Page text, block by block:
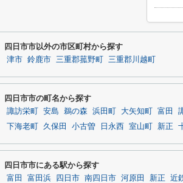
四日市市以外の市区町村から探す
津市 鈴鹿市 三重郡菰野町 三重郡川越町
四日市市の町名から探す
諏訪栄町 安島 鵜の森 浜田町 大矢知町 富田
下海老町
久保田 小古曽 日永西 室山町 新正
四日市市にある駅から探す
富田 富田浜 四日市 南四日市 河原田 新正 近